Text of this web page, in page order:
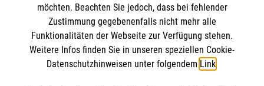
Kontakt
Medizinproduktesicherheit
Malteser in Deutschland
Malteserorden
Sharepoint
Spendenkonto
möchten. Beachten Sie jedoch, dass bei fehlender
Zustimmung gegebenenfalls nicht mehr alle
Funktionalitäten der Webseite zur Verfügung stehen.
Weitere Infos finden Sie in unseren speziellen Cookie-
Datenschutzhinweisen unter folgendem Link.